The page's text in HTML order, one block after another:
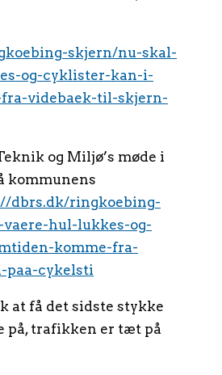
skjern/nu-skal-
og-cyklister-kan-i-
videbaek-til-skjern-
og Miljø’s møde i
kommunens
dbrs.dk/ringkoebing-
hul-lukkes-og-
komme-fra-
paa-cykelsti
at få det sidste stykke
på, trafikken er tæt på